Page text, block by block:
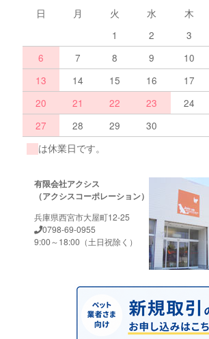
日 月 火 水 木
1
2 3
6
7 8 9 10
13
14 15 16 17
20
21 22 23 24
27
28 29
30
は休業日です。
有限会社アクシス
（アクシスコーポレーション）
兵庫県西宮市大屋町12-25
0798-69-0955
9:00～18:00（土日祝除く）